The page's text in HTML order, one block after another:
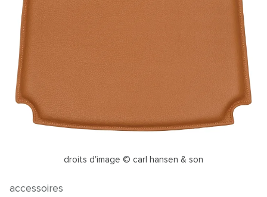
droits d'image © carl hansen & son
accessoires